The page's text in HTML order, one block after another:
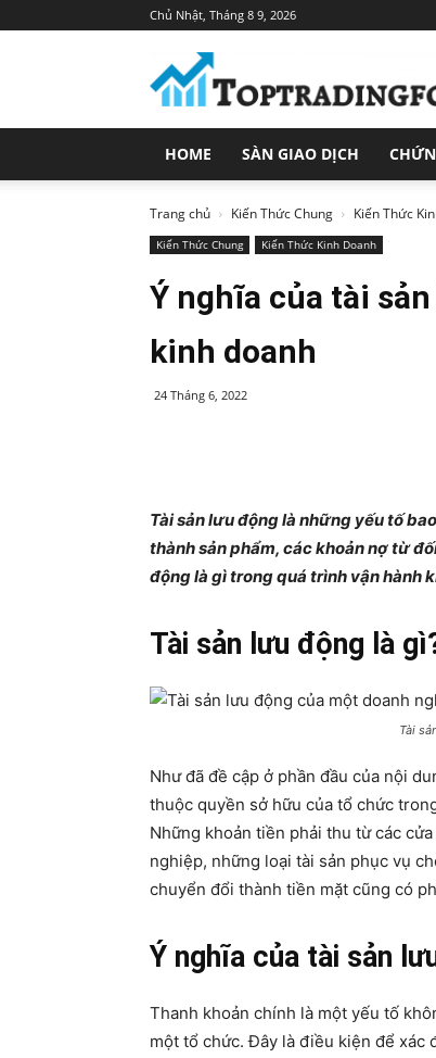
Chủ Nhật, Tháng 8 9, 2026
Trang
Tin
Tức
Đầu
Tư
Chính
HOME SÀN GIAO DỊCH
Trang chủ Kiến Thức Chung Kiến Thức
Kiến Thức Chung Kiến Thức Kinh Doanh
Ý nghĩa của tài
kinh doanh
24 Tháng 6, 2022
Tài sản lưu động là những yếu tố
thành sản phẩm, các khoản nợ từ
động là gì trong quá trình vận hành
Tài sản lưu động là
Tài
Như đã đề cập ở phần đầu của nội
thuộc quyền sở hữu của tổ chức
Những khoản tiền phải thu từ các
nghiệp, những loại tài sản phục vụ
chuyển đổi thành tiền mặt cũng có
Ý nghĩa của tài sản
Thanh khoản chính là một yếu tố
một tổ chức. Đây là điều kiện để xác